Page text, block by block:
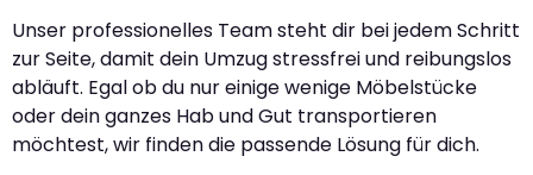
Unser professionelles Team steht dir bei jedem Schritt
zur Seite, damit dein Umzug stressfrei und reibungslos
abläuft. Egal ob du nur einige wenige Möbelstücke
oder dein ganzes Hab und Gut transportieren
möchtest, wir finden die passende Lösung für dich.